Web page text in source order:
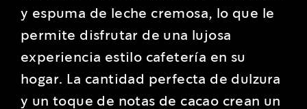
y espuma de leche cremosa, lo que le
permite disfrutar de una lujosa
experiencia estilo cafetería en su
hogar. La cantidad perfecta de dulzura
y un toque de notas de cacao crean un